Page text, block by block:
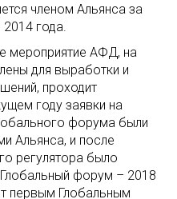
членом Альянса за
года.
мероприятие АФД, на
для выработки и
проходит
году заявки на
форума были
Альянса, и после
регулятора было
форум – 2018
первым Глобальным